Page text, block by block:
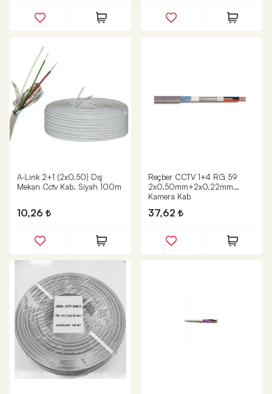
A-Link 2+1 (2x0.50) Dış
Mekan Cctv Kab. Siyah 100m
10,26
Reçber CCTV 1+4 RG 59
2x0.50mm+2x0.22mm
Kamera Kab
37,62